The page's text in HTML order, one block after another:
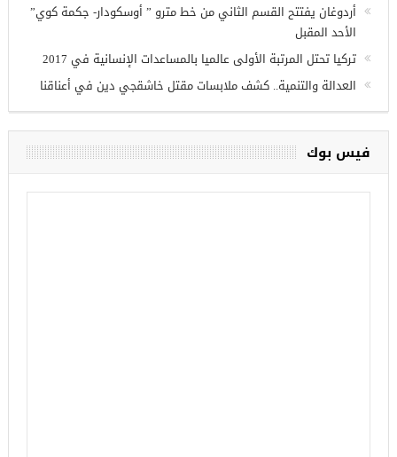
أردوغان يفتتح القسم الثاني من خط مترو ” أوسكودار- جكمة كوي”
الأحد المقبل
تركيا تحتل المرتبة الأولى عالميا بالمساعدات الإنسانية في 2017
العدالة والتنمية.. كشف ملابسات مقتل خاشقجي دين في أعناقنا
فيس بوك